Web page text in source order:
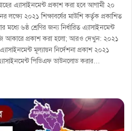
এ্যাসাইনমেন্ট প্রকাশ করা হবে আগামী ২০
লক্ষ্যে ২০২১ শিক্ষাবর্ষের মাউশি কর্তৃক প্রকাশিত
মধ্যে ৬ষ্ঠ শ্রেণির জন্য নির্ধারিত এ্যাসাইনমেন্ট
আকারে প্রকাশ করা হলো; আরও দেখুন: ২০২১
মূল্যায়ন নির্দেশনা প্রকাশ ২০২১
এ্যাসাইনমেন্ট পিডিএফ ডাউনলোড করার…